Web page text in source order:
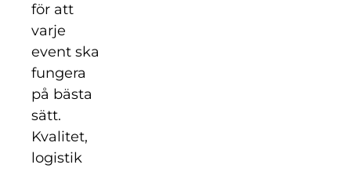
för att
varje
event ska
fungera
på bästa
sätt.
Kvalitet,
logistik